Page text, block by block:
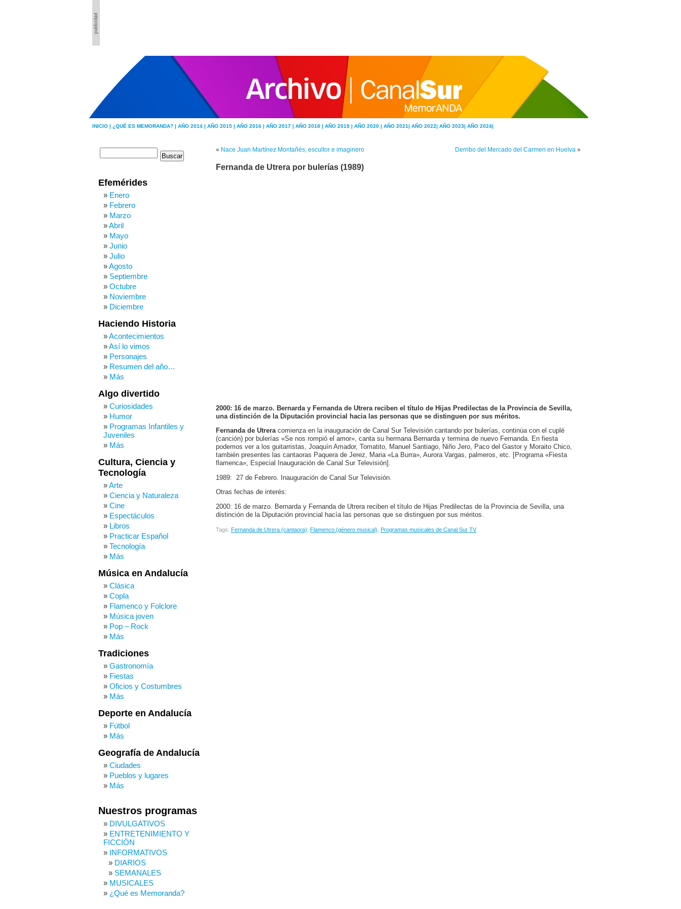
INICIO | ¿QUÉ ES MEMORANDA? | AÑO 2014 | AÑO 2015 | AÑO 2016 | AÑO 2017 | AÑO 2018 | AÑO 2019 | AÑO 2020 | AÑO 2021| AÑO 2022| AÑO 2023| AÑO 2024|
« Nace Juan Martínez Montañés, escultor e imaginero Derribo del Mercado del Carmen en Huelva »
Fernanda de Utrera por bulerías (1989)
2000: 16 de marzo. Bernarda y Fernanda de Utrera reciben el título de Hijas Predilectas de la Provincia de Sevilla,
una distinción de la Diputación provincial hacia las personas que se distinguen por sus méritos.
Fernanda de Utreracomienza en la inauguración de Canal Sur Televisión cantando por bulerías, continúa con el cuplé
(canción) por bulerías «Se nos rompió el amor», canta su hermana Bernarda y termina de nuevo Fernanda. En fiesta
podemos ver a los guitarristas, Joaquín Amador, Tomatito, Manuel Santiago, Niño Jero, Paco del Gastor y Moraito Chico,
también presentes las cantaoras Paquera de Jerez, Maria «La Burra», Aurora Vargas, palmeros, etc. [Programa «Fiesta
flamenca», Especial Inauguración de Canal Sur Televisión].
1989: 27 de Febrero. Inauguración de Canal Sur Televisión.
Otras fechas de interés:
2000: 16 de marzo. Bernarda y Fernanda de Utrera reciben el título de Hijas Predilectas de la Provincia de Sevilla, una
distinción de la Diputación provincial hacía las personas que se distinguen por sus méritos.
Tags: Fernanda de Utrera (cantaora) Flamenco (género musical) Programas musicales de Canal Sur TV
Efemérides
Enero
Febrero
Marzo
Abril
Mayo
Junio
Julio
Agosto
Septiembre
Octubre
Noviembre
Diciembre
Haciendo Historia
Acontecimientos
Así lo vimos
Personajes
Resumen del año…
Más
Algo divertido
Curiosidades
Humor
Programas Infantiles y
Juveniles
Más
Cultura, Ciencia y
Tecnología
Arte
Ciencia y Naturaleza
Cine
Espectáculos
Libros
Practicar Español
Tecnología
Más
Música en Andalucía
Clásica
Copla
Flamenco y Folclore
Música joven
Pop – Rock
Más
Tradiciones
Gastronomía
Fiestas
Oficios y Costumbres
Más
Deporte en Andalucía
Fútbol
Más
Geografía de Andalucía
Ciudades
Pueblos y lugares
Más
Nuestros programas
DIVULGATIVOS
ENTRETENIMIENTO Y
FICCIÓN
INFORMATIVOS
DIARIOS
SEMANALES
MUSICALES
¿Qué es Memoranda?